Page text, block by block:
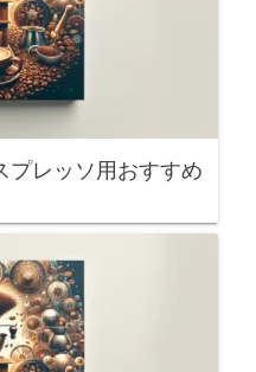
プレッソ用おすすめ